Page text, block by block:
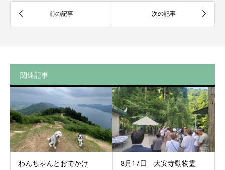
関連記事
わんちゃんとおでかけ
8月17日 大安寺動物霊